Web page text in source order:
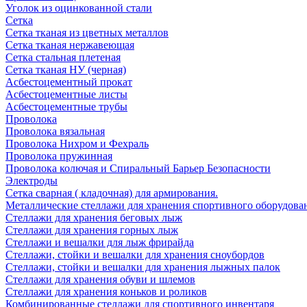
Уголок из оцинкованной стали
Сетка
Сетка тканая из цветных металлов
Сетка тканая нержавеющая
Сетка стальная плетеная
Сетка тканая НУ (черная)
Асбестоцементный прокат
Асбестоцементные листы
Асбестоцементные трубы
Проволока
Проволока вязальная
Проволока Нихром и Фехраль
Проволока пружинная
Проволока колючая и Спиральный Барьер Безопасности
Электроды
Сетка сварная ( кладочная) для армирования.
Металлические стеллажи для хранения спортивного
Стеллажи для хранения беговых лыж
Стеллажи для хранения горных лыж
Стеллажи и вешалки для лыж фрирайда
Стеллажи, стойки и вешалки для хранения сноубордов
Стеллажи, стойки и вешалки для хранения лыжных палок
Стеллажи для хранения обуви и шлемов
Стеллажи для хранения коньков и роликов
Комбинированные стеллажи для спортивного инвентаря